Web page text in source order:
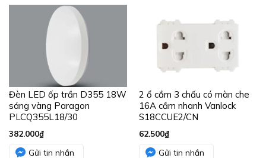
Đèn LED ốp trần D355 18W
sáng vàng Paragon
PLCQ355L18/30
382.000₫
Gửi tin nhắn
2 ổ cắm 3 chấu có màn che
16A cắm nhanh Vanlock
S18CCUE2/CN
62.500₫
Gửi tin nhắn